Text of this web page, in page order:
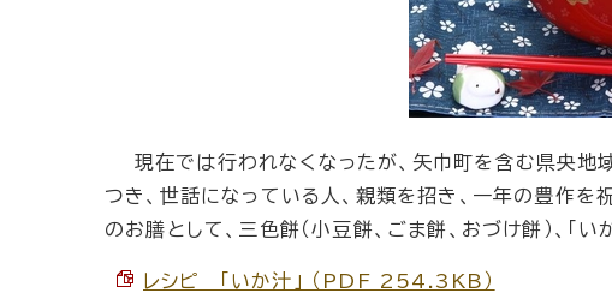
現在では行われなくなったが、矢巾町を含む県央地
つき、世話になっている人、親類を招き、一年の豊作を
のお膳として、三色餅（小豆餅、ごま餅、おづけ餅）、「い
レシピ 「いか汁」 （PDF 254.3KB）